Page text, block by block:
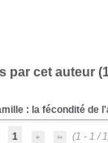
par cet auteur (
: la fécondité de
1 (1 - 1 /